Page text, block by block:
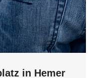
in Hemer